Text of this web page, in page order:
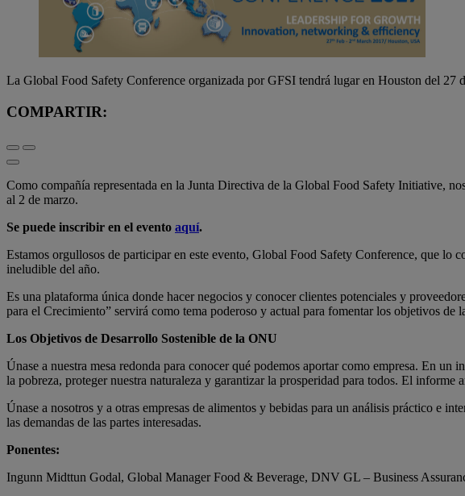
La Global Food Safety Conference organizada por GFSI tendrá lugar en Houston del 27
COMPARTIR:
Como compañía representada en la Junta Directiva de la Global Food Safety Initiative,
al 2 de marzo.
Se puede inscribir en el evento aquí.
Estamos orgullosos de participar en este evento, Global Food Safety Conference, que lo
ineludible del año.
Es una plataforma única donde hacer negocios y conocer clientes potenciales y
para el Crecimiento” servirá como tema poderoso y actual para fomentar los objetivos
Los Objetivos de Desarrollo Sostenible de la ONU
Únase a nuestra mesa redonda para conocer qué podemos aportar como empresa. En
la pobreza, proteger nuestra naturaleza y garantizar la prosperidad para todos. El
Únase a nosotros y a otras empresas de alimentos y bebidas para un análisis práctico e
las demandas de las partes interesadas.
Ponentes:
Ingunn Midttun Godal, Global Manager Food & Beverage, DNV GL – Business